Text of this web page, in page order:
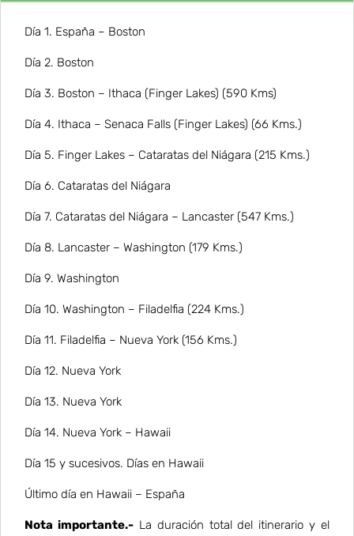
Día 1. España – Boston
Día 2. Boston
Día 3. Boston – Ithaca (Finger Lakes) (590 Kms)
Día 4. Ithaca – Senaca Falls (Finger Lakes) (66 Kms.)
Día 5. Finger Lakes – Cataratas del Niágara (215 Kms.)
Día 6. Cataratas del Niágara
Día 7. Cataratas del Niágara – Lancaster (547 Kms.)
Día 8. Lancaster – Washington (179 Kms.)
Día 9. Washington
Día 10. Washington – Filadelfia (224 Kms.)
Día 11. Filadelfia – Nueva York (156 Kms.)
Día 12. Nueva York
Día 13. Nueva York
Día 14. Nueva York – Hawaii
Día 15 y sucesivos. Días en Hawaii
Último día en Hawaii – España
Nota importante.-La duración total del itinerario y el